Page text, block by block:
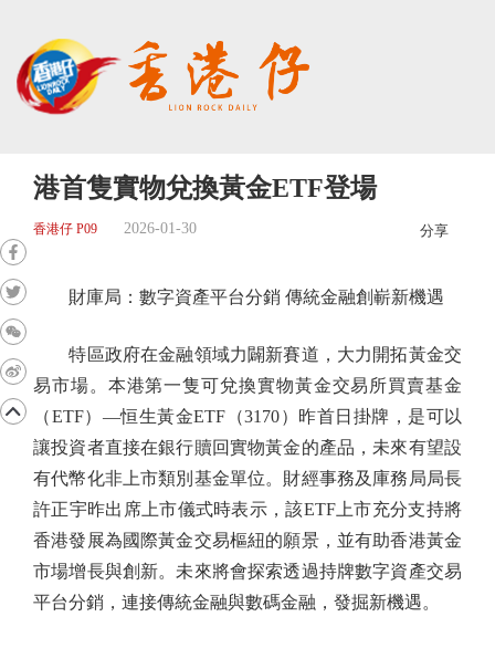
港首隻實物兌換黃金ETF登場
香港仔 P09 2026-01-30 分享
財庫局：數字資產平台分銷 傳統金融創嶄新機遇
特區政府在金融領域力闢新賽道，大力開拓黃金交
易市場。本港第一隻可兌換實物黃金交易所買賣基金
（ETF）—恒生黃金ETF（3170）昨首日掛牌，是可以
讓投資者直接在銀行贖回實物黃金的產品，未來有望設
有代幣化非上市類別基金單位。財經事務及庫務局局長
許正宇昨出席上市儀式時表示，該ETF上市充分支持將
香港發展為國際黃金交易樞紐的願景，並有助香港黃金
市場增長與創新。未來將會探索透過持牌數字資產交易
平台分銷，連接傳統金融與數碼金融，發掘新機遇。